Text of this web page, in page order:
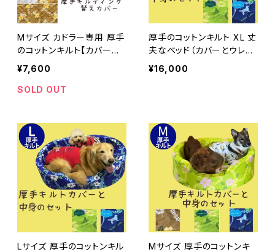
Mサイズ カドラー専用 厚手
のコットンキルト【カバー単
品】犬 ベッド 介護 オーソペ
ディックカドラー
¥7,600
SOLD OUT
厚手のコットンキルト XL 丈
夫なベッド（カバーとウレタ
ンのセット） なみなみウレタ
ンカドラー 犬 ベッド 介護
¥16,000
Lサイズ 厚手のコットンキル
Mサイズ 厚手のコットンキ